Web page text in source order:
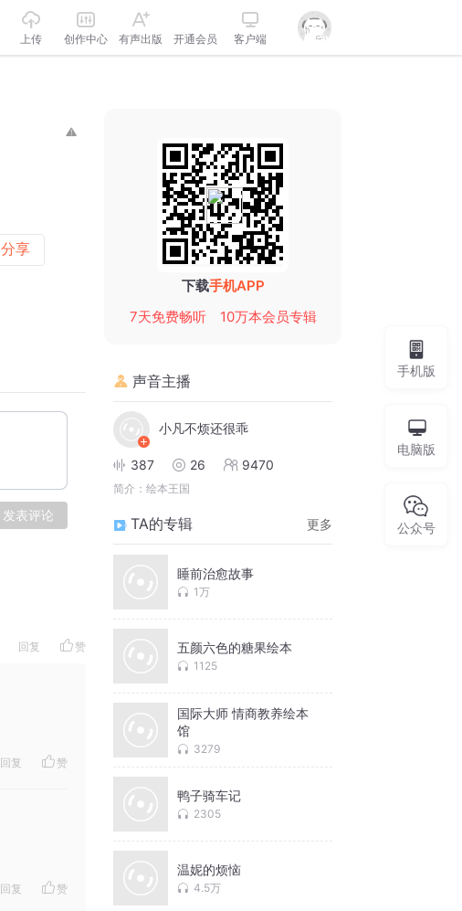
上传 创作中心 有声出版 开通会员 客户端
分享
发表评论
回复 赞
回复 赞
回复 赞
下载手机APP
7天免费畅听
10万本会员专辑
声音主播
小凡不烦还很乖
387 26 9470
简介： 绘本王国
TA的专辑 更多
睡前治愈故事
1万
五颜六色的糖果绘本
1125
国际大师 情商教养绘本
馆
3279
鸭子骑车记
2305
温妮的烦恼
4.5万
手机版
电脑版
公众号